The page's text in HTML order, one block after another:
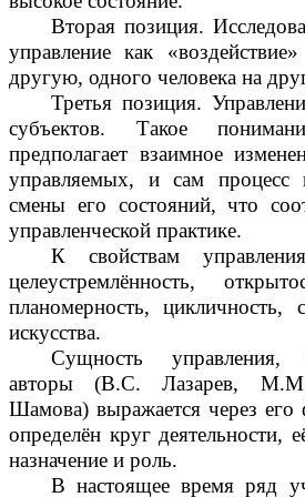
Вторая позиция.
управление как
другую, одного человека на
Третья позиция.
субъектов. Такое
предполагает взаимное
управляемых, и сам процесс
смены его состояний, что
управленческой практике.
К свойствам
целеустремлённость,
планомерность, цикличность,
искусства.
Сущность управления,
авторы (В.С. Лазарев,
Шамова) выражается через
определён круг деятельности,
назначение и роль.
В настоящее время ряд